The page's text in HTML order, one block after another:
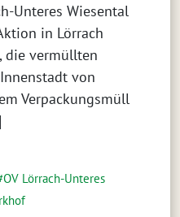
Unteres Wiesental
in Lörrach
die vermüllten
von
Verpackungsmüll
OV Lörrach-Unteres